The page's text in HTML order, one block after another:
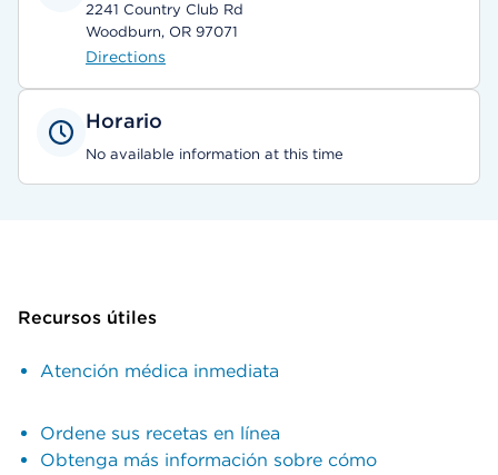
2241 Country Club Rd
Woodburn, OR 97071
Directions
Horario
No available information at this time
Recursos útiles
Atención médica inmediata
Ordene sus recetas en línea
Obtenga más información sobre cómo